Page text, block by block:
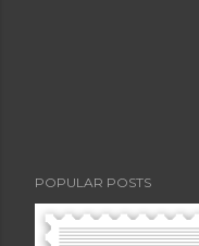
POPULAR POSTS